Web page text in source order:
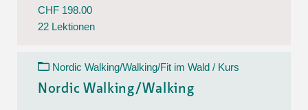
CHF 198.00
22 Lektionen
Nordic Walking/Walking/Fit im Wald / Kurs
Nordic Walking/Walking